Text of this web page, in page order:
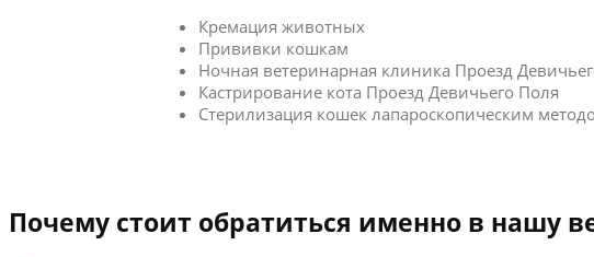
Кремация животных
Прививки кошкам
Ночная ветеринарная клиника Проезд
Кастрирование кота Проезд Девичьего Поля
Стерилизация кошек лапароскопическим
Почему стоит обратиться именно в нашу